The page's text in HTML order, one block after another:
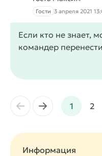
Гости 3 апреля 2021
Если кто не знает,
командер
← → 1 2
Информация